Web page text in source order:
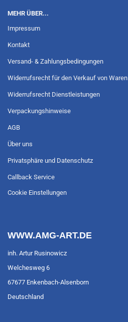
MEHR ÜBER...
Impressum
Kontakt
Versand- & Zahlungsbedingungen
Widerrufsrecht für den Verkauf von Waren
Widerrufsrecht Dienstleistungen
Verpackungshinweise
AGB
Über uns
Privatsphäre und Datenschutz
Callback Service
Cookie Einstellungen
WWW.AMG-ART.DE
inh. Artur Rusinowicz
Welchesweg 6
67677 Enkenbach-Alsenborn
Deutschland